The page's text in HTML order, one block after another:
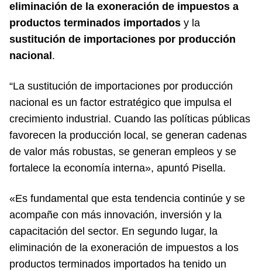
eliminación de la exoneración de impuestos a
productos terminados importados y la
sustitución de importaciones por producción
nacional .
“La sustitución de importaciones por producción
nacional es un factor estratégico que impulsa el
crecimiento industrial. Cuando las políticas públicas
favorecen la producción local, se generan cadenas
de valor más robustas, se generan empleos y se
fortalece la economía interna», apuntó Pisella.
«Es fundamental que esta tendencia continúe y se
acompañe con más innovación, inversión y la
capacitación del sector. En segundo lugar, la
eliminación de la exoneración de impuestos a los
productos terminados importados ha tenido un